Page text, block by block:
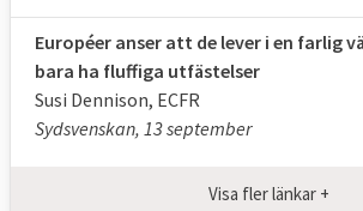
Européer anser att de lever i en farlig
bara ha fluffiga utfästelser
Susi Dennison, ECFR
Sydsvenskan, 13 september
Visa fler länkar +